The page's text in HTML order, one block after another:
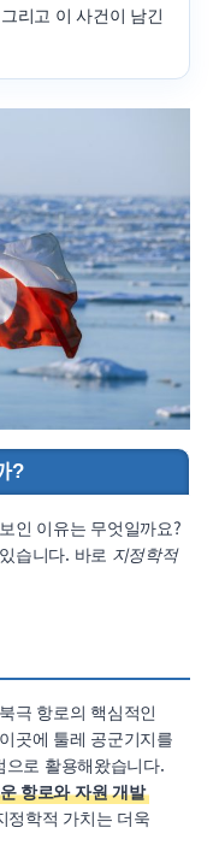
리고 이 사건이 남긴
?
인 이유는 무엇일까요?
습니다. 바로 지정학적
극 항로의 핵심적인
곳에 툴레 공군기지를
로 활용해왔습니다.
항로와 자원 개발
정학적 가치는 더욱